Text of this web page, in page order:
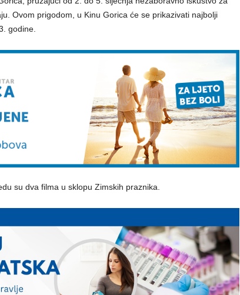
Ovom prigodom, u Kinu Gorica će se prikazivati najbolji
godine.
su dva filma u sklopu Zimskih praznika.